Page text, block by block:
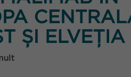
ȘI ELVEȚIA